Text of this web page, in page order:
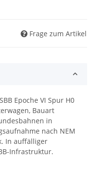
Frage zum Artikel
Epoche VI Spur H0
Bauart
in
nach NEM
In auffälliger
Infrastruktur.